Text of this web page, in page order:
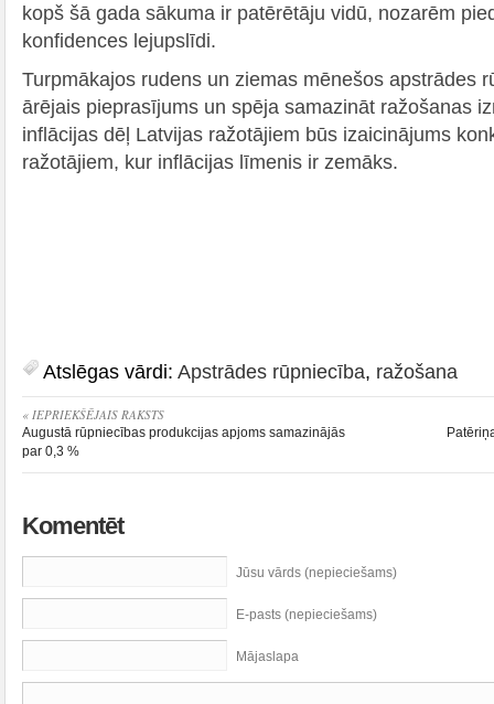
kopš šā gada sākuma ir patērētāju vidū, nozarēm
konfidences lejupslīdi.
Turpmākajos rudens un ziemas mēnešos apstrādes
ārējais pieprasījums un spēja samazināt ražošanas
inflācijas dēļ Latvijas ražotājiem būs izaicinājums
ražotājiem, kur inflācijas līmenis ir zemāks.
Atslēgas vārdi: Apstrādes rūpniecība, ražošana
« IEPRIEKŠĒJAIS RAKSTS
Augustā rūpniecības produkcijas apjoms samazinājās
par 0,3 %
Komentēt
Jūsu vārds (nepieciešams)
E-pasts (nepieciešams)
Mājaslapa